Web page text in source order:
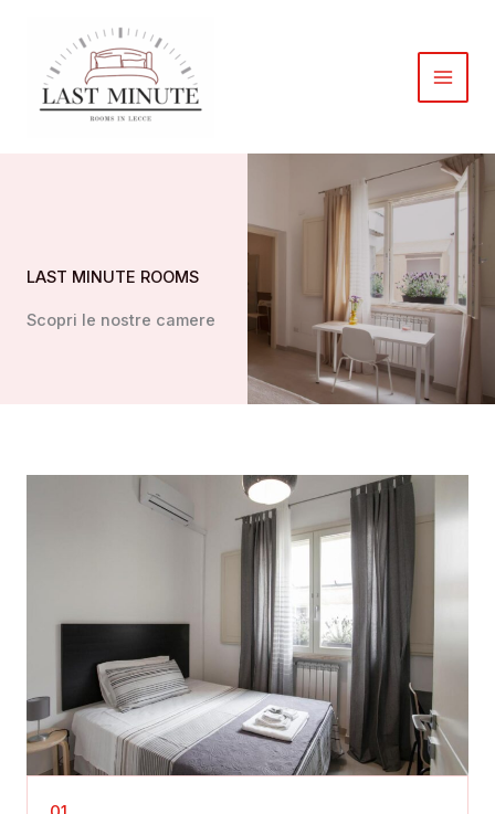
contenuto
LAST MINUTE ROOMS
Scopri le nostre camere